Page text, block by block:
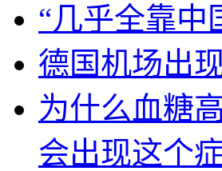
“几乎全靠中
德国机场出
为什么血糖
会出现这个